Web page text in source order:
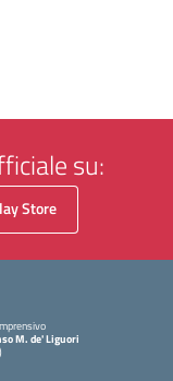
su:
Store
M. de' Liguori
iniziale della scuola